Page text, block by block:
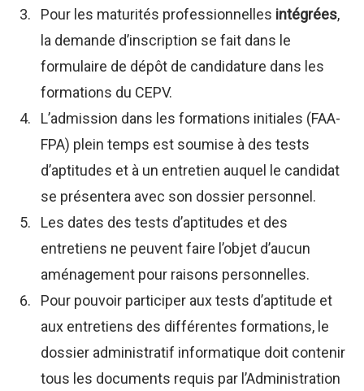
Pour les maturités professionnelles intégrées,
la demande d’inscription se fait dans le
formulaire de dépôt de candidature dans les
formations du CEPV.
L’admission dans les formations initiales (FAA-
FPA) plein temps est soumise à des tests
d’aptitudes et à un entretien auquel le candidat
se présentera avec son dossier personnel.
Les dates des tests d’aptitudes et des
entretiens ne peuvent faire l’objet d’aucun
aménagement pour raisons personnelles.
Pour pouvoir participer aux tests d’aptitude et
aux entretiens des différentes formations, le
dossier administratif informatique doit contenir
tous les documents requis par l’Administration